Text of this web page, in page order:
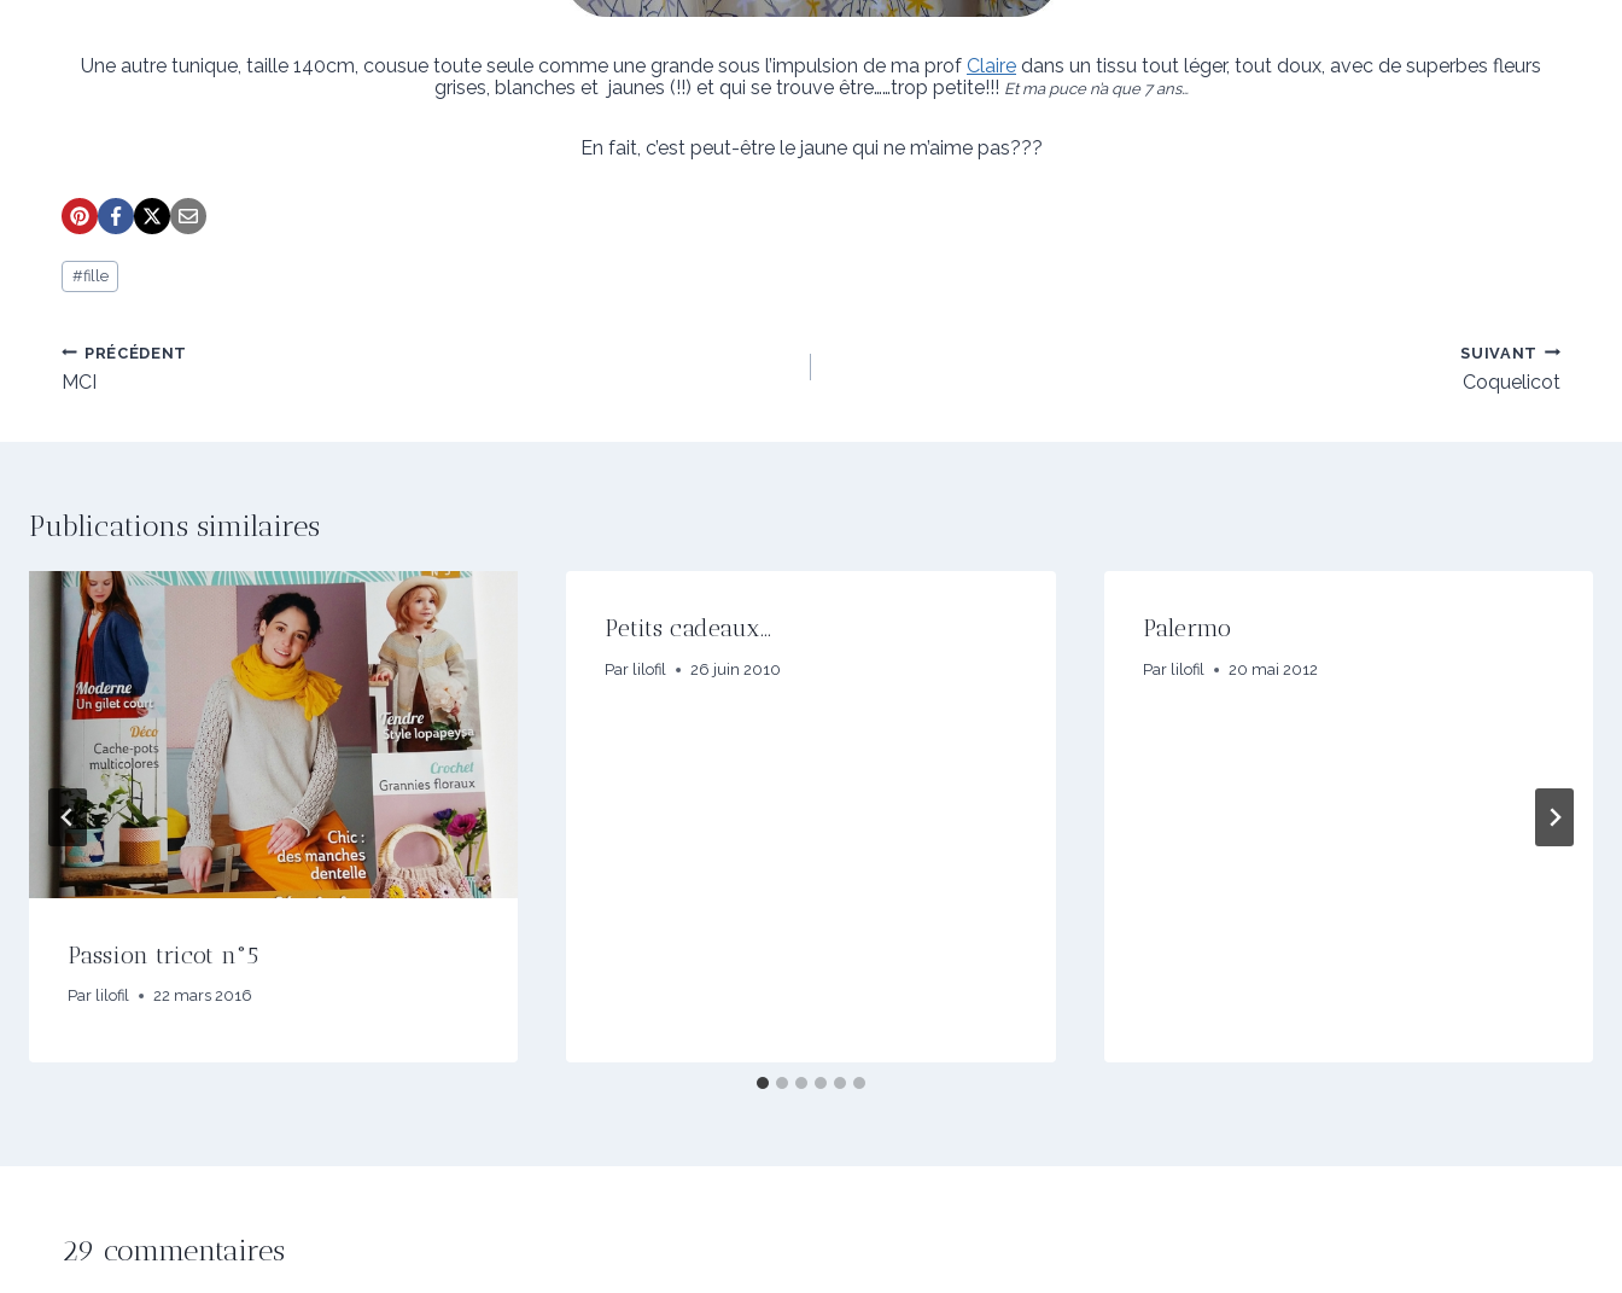
Une autre tunique, taille 140cm, cousue toute seule comme une grande sous l’impulsion de ma prof Claire dans un tissu tout léger, tout doux, avec de superbes fleurs
grises, blanches et jaunes (!!) et qui se trouve être……trop petite!!! Et ma puce n’a que 7 ans…
En fait, c’est peut-être le jaune qui ne m’aime pas???
Étiquettes
de
#fille
Navigation
de
PRÉCÉDENT
MCI
SUIVANT
Coquelicot
Publications similaires
Passion tricot n°5
Par lilofil 22 mars 2016
Petits cadeaux…
Par lilofil 26 juin 2010
Palermo
Par lilofil 20 mai 2012
29 commentaires